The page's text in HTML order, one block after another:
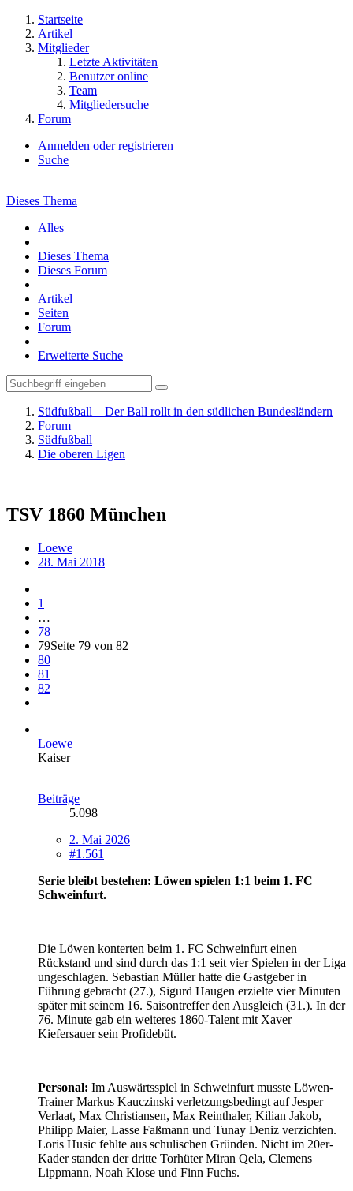
Startseite
Artikel
Mitglieder
Letzte Aktivitäten
Benutzer online
Team
Mitgliedersuche
Forum
Anmelden oder registrieren
Suche
Dieses Thema
Alles
Dieses Thema
Dieses Forum
Artikel
Seiten
Forum
Erweiterte Suche
Südfußball – Der Ball rollt in den südlichen Bundesländern
Forum
Südfußball
Die oberen Ligen
TSV 1860 München
Loewe
28. Mai 2018
1
…
78
79Seite 79 von 82
80
81
82
Loewe
Kaiser
Beiträge
5.098
2. Mai 2026
#1.561
Serie bleibt bestehen: Löwen spielen 1:1 beim 1. FC
Schweinfurt.
Die Löwen konterten beim 1. FC Schweinfurt einen
Rückstand und sind durch das 1:1 seit vier Spielen in der Liga
ungeschlagen. Sebastian Müller hatte die Gastgeber in
Führung gebracht (27.), Sigurd Haugen erzielte vier Minuten
später mit seinem 16. Saisontreffer den Ausgleich (31.). In der
76. Minute gab ein weiteres 1860-Talent mit Xaver
Kiefersauer sein Profidebüt.
Personal: Im Auswärtsspiel in Schweinfurt musste Löwen-
Trainer Markus Kauczinski verletzungsbedingt auf Jesper
Verlaat, Max Christiansen, Max Reinthaler, Kilian Jakob,
Philipp Maier, Lasse Faßmann und Tunay Deniz verzichten.
Loris Husic fehlte aus schulischen Gründen. Nicht im 20er-
Kader standen der dritte Torhüter Miran Qela, Clemens
Lippmann, Noah Klose und Finn Fuchs.